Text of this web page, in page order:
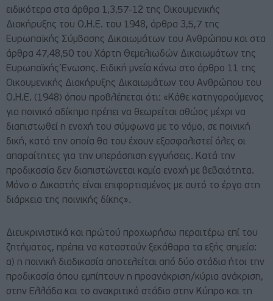
ειδικότερα στα άρθρα 1,3,57-12 της Οικουμενικής
Διακήρυξης του Ο.Η.Ε. του 1948, άρθρα 3,5,7 της
Ευρωπαϊκής Σύμβασης Δικαιωμάτων του Ανθρώπου και στα
άρθρα 47,48,50 του Χάρτη Θεμελιωδών Δικαιωμάτων της
Ευρωπαϊκής Ένωσης. Ειδική μνεία κάνω στο άρθρο 11 της
Οικουμενικής Διακήρυξης Δικαιωμάτων του Ανθρώπου του
Ο.Η.Ε. (1948) όπου προβλέπεται ότι: «Κάθε κατηγορούμενος
για ποινικό αδίκημα πρέπει να θεωρείται αθώος μέχρι να
διαπιστωθεί η ενοχή του σύμφωνα με το νόμο, σε ποινική
δική, κατά την οποία θα του έχουν εξασφαλιστεί όλες οι
απαραίτητες για την υπεράσπιση εγγυήσεις. Κατά την
προδικασία δεν διαπιστώνεται καμία ενοχή με βεβαιότητα.
Μόνο ο Δικαστής είναι επιφορτισμένος με αυτό το έργο στη
διάρκεια της ποινικής δίκης».
Διευκρινιστικά και πρώτού προχωρήσω περαιτέρω επί του
ζητήματος, πρέπει να καταστούν ξεκάθαρα τα εξής σημεία:
α) η ποινική διαδικασία αποτελείται από δύο στάδια ήτοι την
προδικασία όπου εμπίπτουν η προανάκριση/κύρια ανάκριση,
στην Ελλάδα και το ανακριτικό στάδιο στην Κύπρο και τη